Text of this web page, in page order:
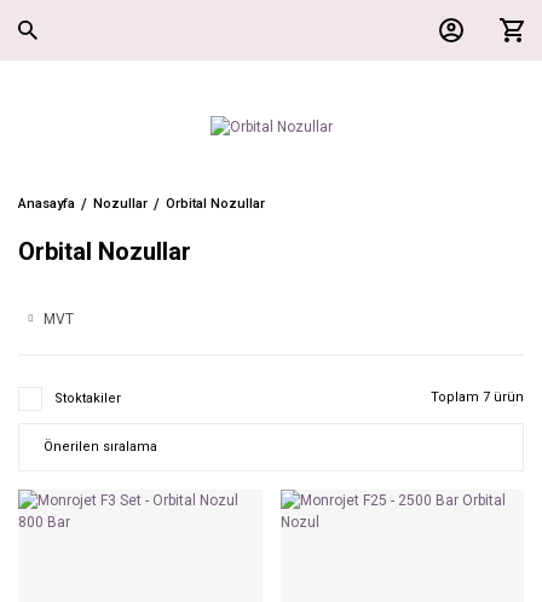
Anasayfa Nozullar Orbital Nozullar
Orbital Nozullar
MVT
Stoktakiler Toplam 7 ürün